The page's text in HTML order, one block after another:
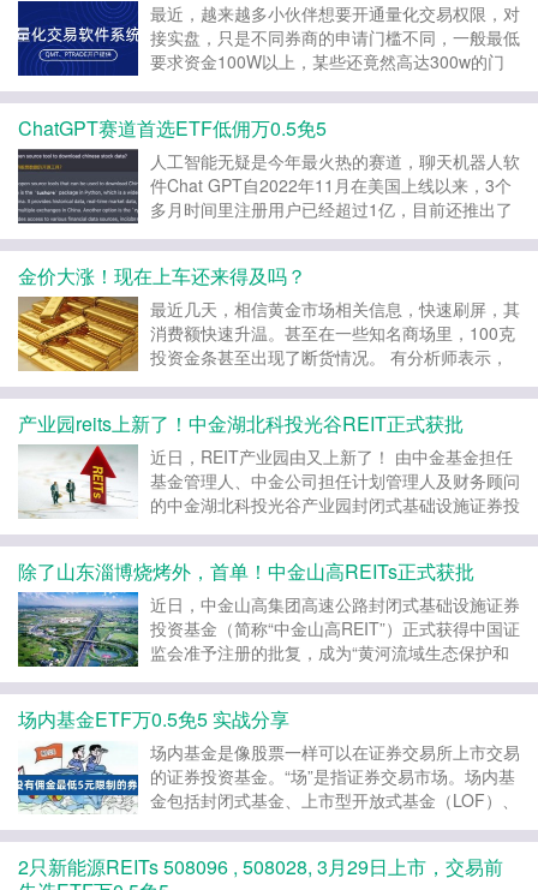
最近，越来越多小伙伴想要开通量化交易权限，对
接实盘，只是不同券商的申请门槛不同，一般最低
要求资金100W以上，某些还竟然高达300w的门
槛，所以大多只能望“量”兴叹！ 但现在重磅福利来
了，通过笔者VIP链接可以获取超低门槛可开通量
化交易权限（账户首月保持入金2w即可） 同时，
该头...
ChatGPT赛道首选ETF低佣万0.5免5
人工智能无疑是今年最火热的赛道，聊天机器人软
件Chat GPT自2022年11月在美国上线以来，3个
多月时间里注册用户已经超过1亿，目前还推出了
付费版本，逐渐实现从烧钱到赚钱的转变。 该赛
道现今如此火热，从而笔者也留意到相关的场内基
金且投资于信息技术和创新产业的基金今年以来也
有较...
金价大涨！现在上车还来得及吗？
最近几天，相信黄金市场相关信息，快速刷屏，其
消费额快速升温。甚至在一些知名商场里，100克
投资金条甚至出现了断货情况。 有分析师表示，
最近一年金价急升超过400美元，主要是受全球经
济疲软、各国宽松货币政策以及新冠疫情等因素的
共同作用。在下半年，金价有望再创新高。 国际
金价持续上涨...
产业园reits上新了！中金湖北科投光谷REIT正式获批
近日，REIT产业园由又上新了！ 由中金基金担任
基金管理人、中金公司担任计划管理人及财务顾问
的中金湖北科投光谷产业园封闭式基础设施证券投
资基金 简称“中金湖北科投光谷REIT”中金湖北科
投光谷REIT正式获批！ 上市日期欢迎留意本站最
新消息，通常reits认购时可选场内基金认购方...
除了山东淄博烧烤外，首单！中金山高REITs正式获批
近日，中金山高集团高速公路封闭式基础设施证券
投资基金（简称“中金山高REIT”）正式获得中国证
监会准予注册的批复，成为“黄河流域生态保护和
高质量发展”国家重大战略区域和山东省首单获批
的基础设施公募REITs项目。 上市日期留意本站最
新消息，通常reits认购时可选场内基金认购方式...
场内基金ETF万0.5免5 实战分享
场内基金是像股票一样可以在证券交易所上市交易
的证券投资基金。“场”是指证券交易市场。场内基
金包括封闭式基金、上市型开放式基金（LOF）、
交易型开放式基金（ETF）和分级基金等。 既然
是涉及到交易，就不免要有交易费率，之前傻更更
到官网开通默认万三，但通过vip渠道（**文末扫
2只新能源REITs 508096 , 508028, 3月29日上市，交易前